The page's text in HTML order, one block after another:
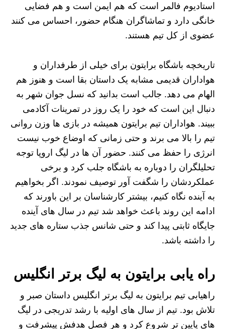
استادیوم فالمر است که هم ایمن است و هم فضایی
خانگی دارد و تماشاگران هنگام حضور، احساس می‌ کنند
عضوی از کل تیم هستند.
تاریخچه باشگاه برایتون برای خیلی از طرفداران و
هواداران قدیمی مشابه یک داستان بقا است و هنوز هم
الهام می‌ دهد. جالب است بدانید که نسل جوان شهر به
دنبال این است که خود را یک روز در تمرینات آکادمی
ببیند. هواداران تیم برایتون همیشه در بازی‌ ها وزن روانی
تیم را بالا می‌ برند و حتی زمانی که اوضاع خوب نیست
انرژی را حفظ می‌ کنند. حضور آن‌ ها در لیگ اروپا توجه
تحلیلگران را دوباره به باشگاه جلب کرد و برخی
عملکردشان را شگفت‌ آور توصیف نمودند. اگر بخواهیم
به آینده نگاه کنیم، بیشتر کارشناسان بر این باورند که
ادامه این روند باعث خواهد شد تیم در سال‌ های آینده
جایگاه ثابتی پیدا کند و حتی شانس جذب ستاره‌ های جدید
را داشته باشد.
راه یابی برایتون به لیگ برتر انگلیس
راهیابی تیم برایتون به لیگ برتر انگلیس داستان صبر و
تلاش بود. تیم از سال‌ های اولیه با رشد تدریجی در لیگ‌
های پایین‌ تر شروع کرد و هر فصل هدفش پیشرفت و